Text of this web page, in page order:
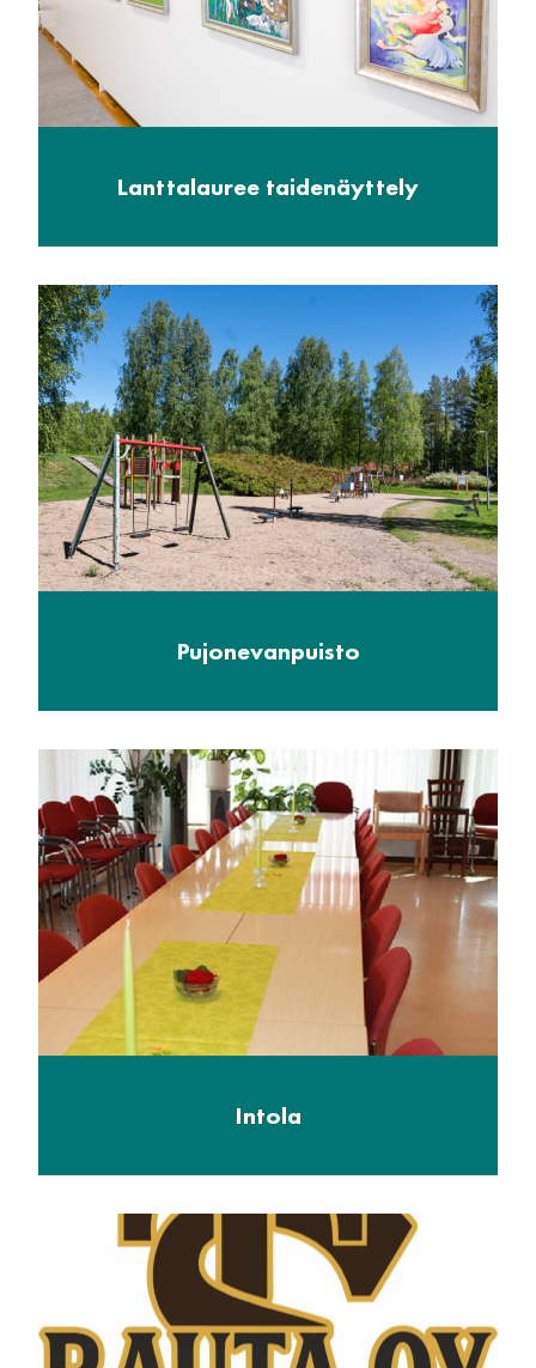
Lanttalauree taidenäyttely
Pujonevanpuisto
Intola